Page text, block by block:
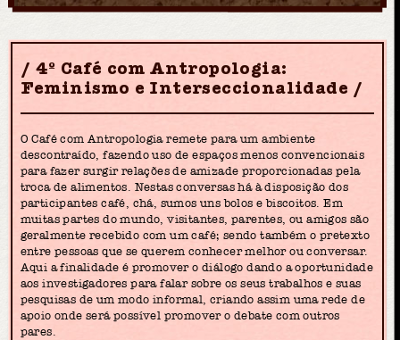
4º Café com Antropologia:
Feminismo e Interseccionalidade
O Café com Antropologia remete para um ambiente
descontraído, fazendo uso de espaços menos convencionais
para fazer surgir relações de amizade proporcionadas pela
troca de alimentos. Nestas conversas há à disposição dos
participantes café, chá, sumos uns bolos e biscoitos. Em
muitas partes do mundo, visitantes, parentes, ou amigos são
geralmente recebido com um café; sendo também o pretexto
entre pessoas que se querem conhecer melhor ou conversar.
Aqui a finalidade é promover o diálogo dando a oportunidade
aos investigadores para falar sobre os seus trabalhos e suas
pesquisas de um modo informal, criando assim uma rede de
apoio onde será possível promover o debate com outros
pares.